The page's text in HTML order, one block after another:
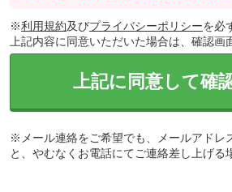
※利用規約及びプライバシーポリシーを必
上記内容に同意いただいた場合は、確認画
上記に同意して確
※メール連絡をご希望でも、メールアドレ
と、やむなくお電話にてご連絡差し上げる